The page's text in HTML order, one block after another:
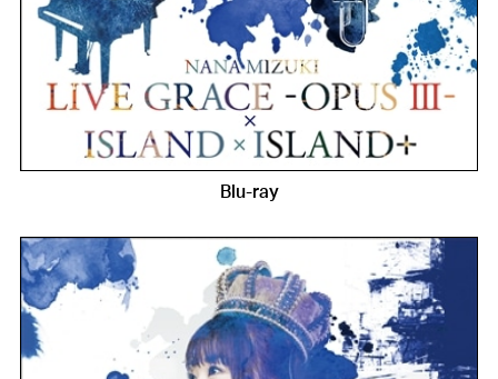
Blu-ray